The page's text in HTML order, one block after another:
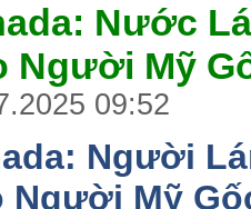
Nước
Người Mỹ
09:52
Người
Người Mỹ